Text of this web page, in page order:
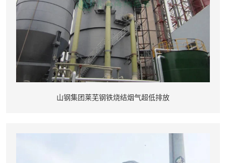
山钢集团莱芜钢铁烧结烟气超低排放